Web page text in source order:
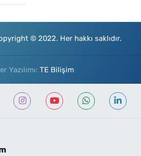
© 2022. Her hakkı saklıdır.
Yazılımı: TE Bilişim